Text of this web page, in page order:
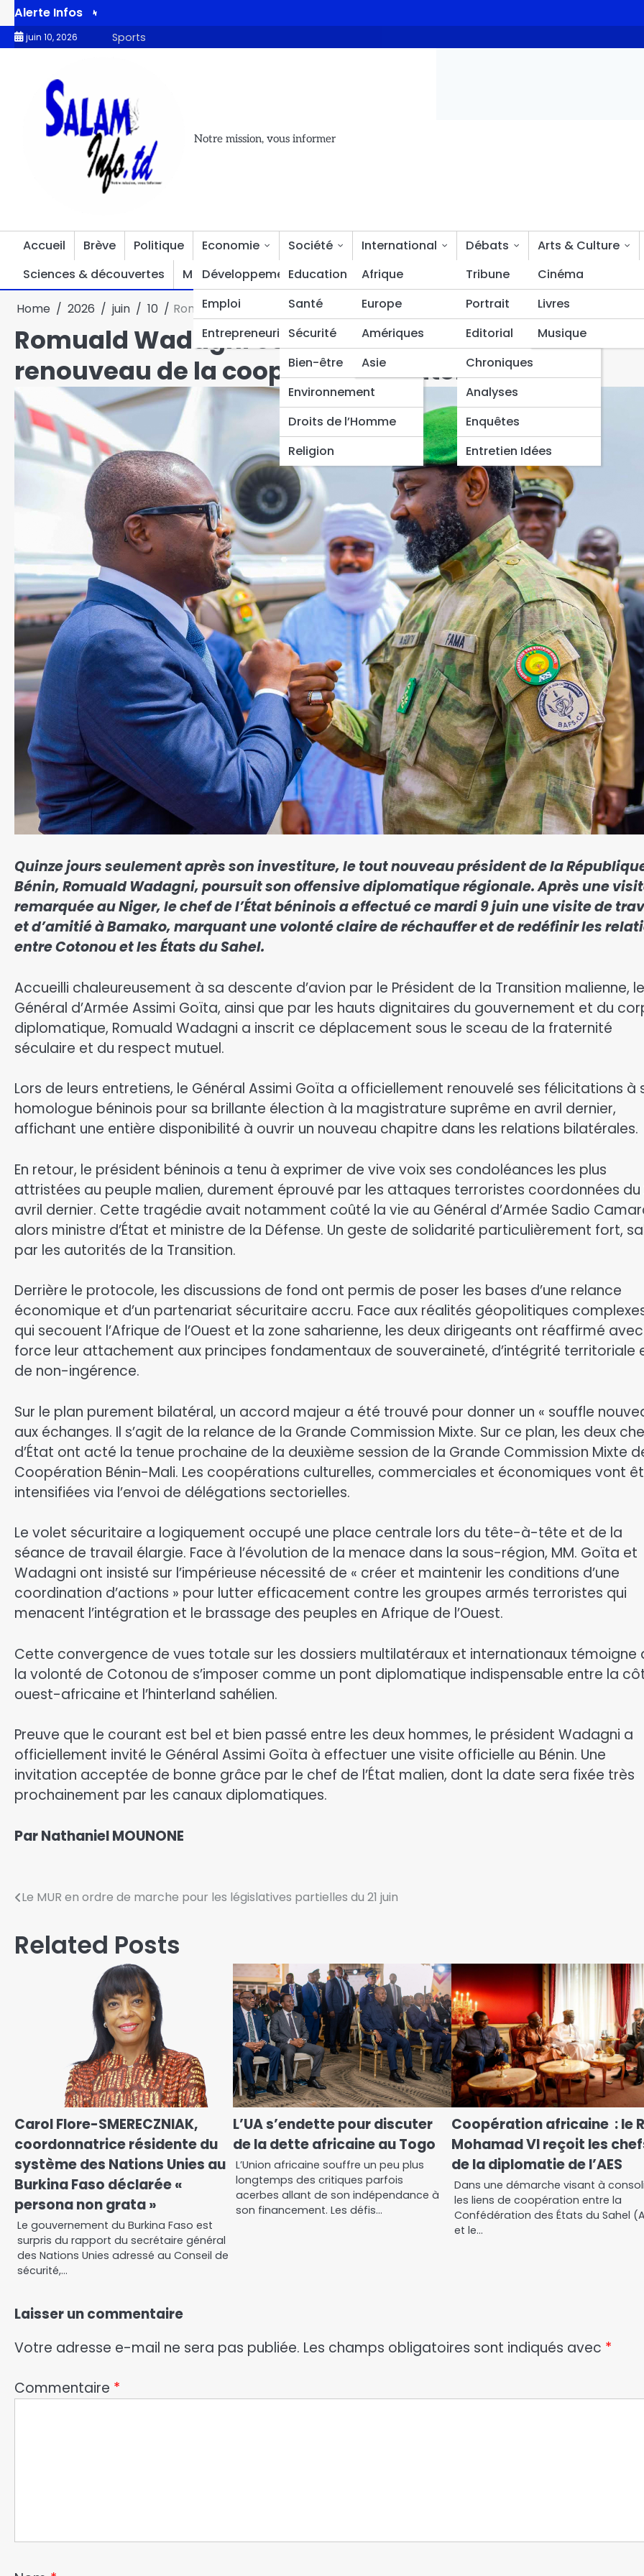
Alerte Infos
pour les législatives partielles du 21 juin
juin 10, 2026 Sports
Notre mission, vous informer
Accueil Brève Politique
Economie
Développement
Emploi
Entrepreneuriat
Société
Education
Santé
Sécurité
Bien-être
Environnement
Droits de l’Homme
Religion
International
Afrique
Europe
Amériques
Asie
Débats
Tribune
Portrait
Editorial
Chroniques
Analyses
Enquêtes
Entretien Idées
Arts & Culture
Cinéma
Livres
Musique
Sciences & découvertes
Multimédia Divers Bien-être
Home 2026 juin 10 Romuald Wadagni et Assimi Goïta scellent le renouveau de la coopération bilatérale
Romuald Wadagni et Assimi Goïta scellent le
renouveau de la coopération bilatérale
Quinze jours seulement après son investiture, le tout nouveau président de la
Bénin, Romuald Wadagni, poursuit son offensive diplomatique régionale. Après une
remarquée au Niger, le chef de l’État béninois a effectué ce mardi 9 juin une visite de
et d’amitié à Bamako, marquant une volonté claire de réchauffer et de redéfinir les
entre Cotonou et les États du Sahel.
Accueilli chaleureusement à sa descente d’avion par le Président de la Transition malienne, le
Général d’Armée Assimi Goïta, ainsi que par les hauts dignitaires du gouvernement et du
diplomatique, Romuald Wadagni a inscrit ce déplacement sous le sceau de la fraternité
séculaire et du respect mutuel.
Lors de leurs entretiens, le Général Assimi Goïta a officiellement renouvelé ses félicitations à
homologue béninois pour sa brillante élection à la magistrature suprême en avril dernier,
affichant une entière disponibilité à ouvrir un nouveau chapitre dans les relations bilatérales.
En retour, le président béninois a tenu à exprimer de vive voix ses condoléances les plus
attristées au peuple malien, durement éprouvé par les attaques terroristes coordonnées du
avril dernier. Cette tragédie avait notamment coûté la vie au Général d’Armée Sadio
alors ministre d’État et ministre de la Défense. Un geste de solidarité particulièrement fort,
par les autorités de la Transition.
Derrière le protocole, les discussions de fond ont permis de poser les bases d’une relance
économique et d’un partenariat sécuritaire accru. Face aux réalités géopolitiques
qui secouent l’Afrique de l’Ouest et la zone saharienne, les deux dirigeants ont réaffirmé avec
force leur attachement aux principes fondamentaux de souveraineté, d’intégrité territoriale
de non-ingérence.
Sur le plan purement bilatéral, un accord majeur a été trouvé pour donner un « souffle
aux échanges. Il s’agit de la relance de la Grande Commission Mixte. Sur ce plan, les deux
d’État ont acté la tenue prochaine de la deuxième session de la Grande Commission Mixte
Coopération Bénin-Mali. Les coopérations culturelles, commerciales et économiques vont
intensifiées via l’envoi de délégations sectorielles.
Le volet sécuritaire a logiquement occupé une place centrale lors du tête-à-tête et de la
séance de travail élargie. Face à l’évolution de la menace dans la sous-région, MM. Goïta et
Wadagni ont insisté sur l’impérieuse nécessité de « créer et maintenir les conditions d’une
coordination d’actions » pour lutter efficacement contre les groupes armés terroristes qui
menacent l’intégration et le brassage des peuples en Afrique de l’Ouest.
Cette convergence de vues totale sur les dossiers multilatéraux et internationaux témoigne
la volonté de Cotonou de s’imposer comme un pont diplomatique indispensable entre la
ouest-africaine et l’hinterland sahélien.
Preuve que le courant est bel et bien passé entre les deux hommes, le président Wadagni a
officiellement invité le Général Assimi Goïta à effectuer une visite officielle au Bénin. Une
invitation acceptée de bonne grâce par le chef de l’État malien, dont la date sera fixée très
prochainement par les canaux diplomatiques.
Par Nathaniel MOUNONE
Le MUR en ordre de marche pour les législatives partielles du 21 juin
Related Posts
Carol Flore-SMERECZNIAK,
coordonnatrice résidente du
système des Nations Unies au
Burkina Faso déclarée «
persona non grata »
Le gouvernement du Burkina Faso est
surpris du rapport du secrétaire général
des Nations Unies adressé au Conseil de
sécurité,…
L’UA s’endette pour discuter
de la dette africaine au Togo
L’Union africaine souffre un peu plus
longtemps des critiques parfois
acerbes allant de son indépendance à
son financement. Les défis…
Coopération africaine : le
Mohamad VI reçoit les
de la diplomatie de l’AES
Dans une démarche visant à
les liens de coopération entre la
Confédération des États du Sahel
et le…
Laisser un commentaire
Votre adresse e-mail ne sera pas publiée. Les champs obligatoires sont indiqués avec *
Commentaire *